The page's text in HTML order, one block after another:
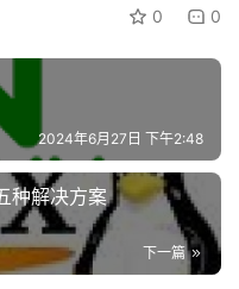
册
打印机了。
先将文件转换为PDF格
临大量的文件，因此很多
换器。
换】功能，点击左侧的
0 0
2024年6月27日 下午2:48
种解决方案
下一篇